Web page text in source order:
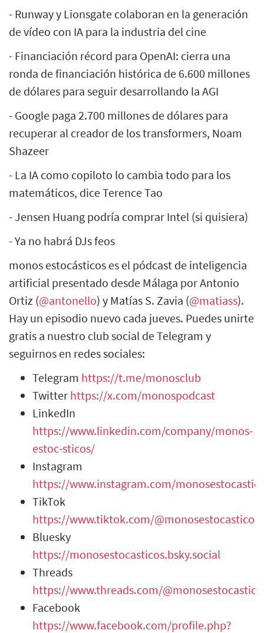
- Runway y Lionsgate colaboran en la generación
de vídeo con IA para la industria del cine
- Financiación récord para OpenAI: cierra una
ronda de financiación histórica de 6.600 millones
de dólares para seguir desarrollando la AGI
- Google paga 2.700 millones de dólares para
recuperar al creador de los transformers, Noam
Shazeer
- La IA como copiloto lo cambia todo para los
matemáticos, dice Terence Tao
- Jensen Huang podría comprar Intel (si quisiera)
- Ya no habrá DJs feos
monos estocásticos es el pódcast de inteligencia
artificial presentado desde Málaga por Antonio
Ortiz (@antonello) y Matías S. Zavia (@matiass).
Hay un episodio nuevo cada jueves. Puedes unirte
gratis a nuestro club social de Telegram y
seguirnos en redes sociales:
Telegram https://t.me/monosclub
Twitter https://x.com/monospodcast
LinkedIn
https://www.linkedin.com/company/monos-
estoc-sticos/
Instagram
https://www.instagram.com/
TikTok
https://www.tiktok.com/@monosestocasticos
Bluesky
https://monosestocasticos.bsky.social
Threads
https://www.threads.com/
Facebook
https://www.facebook.com/profile.php?